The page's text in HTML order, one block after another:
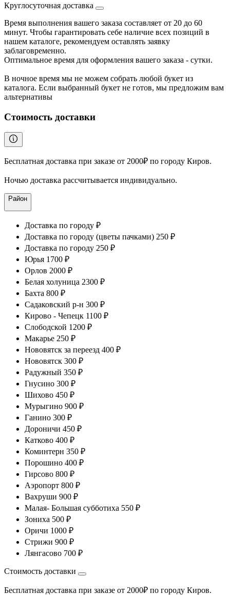
Круглосуточная доставка
Время выполнения вашего заказа составляет от 20 до 60
минут. Чтобы гарантировать себе наличие всех позиций в
нашем каталоге, рекомендуем оставлять заявку
заблаговременно.
Оптимальное время для оформления вашего заказа - сутки.
В ночное время мы не можем собрать любой букет из
каталога. Если выбранный букет не готов, мы предложим вам
альтернативы
Стоимость доставки
Бесплатная доставка при заказе от 2000₽ по городу Киров.
Ночью доставка рассчитывается индивидуально.
Район
Доставка по городу ₽
Доставка по городу (цветы пачками) 250 ₽
Доставка по городу 250 ₽
Юрья 1700 ₽
Орлов 2000 ₽
Белая холуница 2300 ₽
Бахта 800 ₽
Садаковский р-н 300 ₽
Кирово - Чепецк 1100 ₽
Слободской 1200 ₽
Макарье 250 ₽
Нововятск за переезд 400 ₽
Нововятск 300 ₽
Радужный 350 ₽
Гнусино 300 ₽
Шихово 450 ₽
Мурыгино 900 ₽
Ганино 300 ₽
Дороничи 450 ₽
Катково 400 ₽
Коминтерн 350 ₽
Порошино 400 ₽
Гирсово 800 ₽
Аэропорт 800 ₽
Вахруши 900 ₽
Малая- Большая субботиха 550 ₽
Зониха 500 ₽
Оричи 1000 ₽
Стрижи 900 ₽
Лянгасово 700 ₽
Стоимость доставки
Бесплатная доставка при заказе от 2000₽ по городу Киров.